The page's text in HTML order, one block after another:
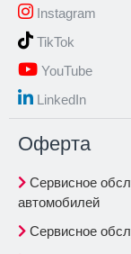
Instagram
TikTok
YouTube
LinkedIn
Oферта
Сервисное
автомобилей
Сервисное